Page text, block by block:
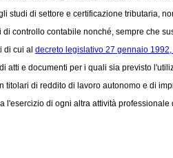
di settore e certificazione tributaria,
controllo contabile nonché, sempre che
di cui al decreto legislativo 27 gennaio 1992,
e documenti per i quali sia previsto
di reddito di lavoro autonomo e di
di ogni altra attività